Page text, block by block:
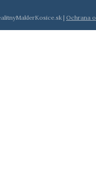
| Ochrana